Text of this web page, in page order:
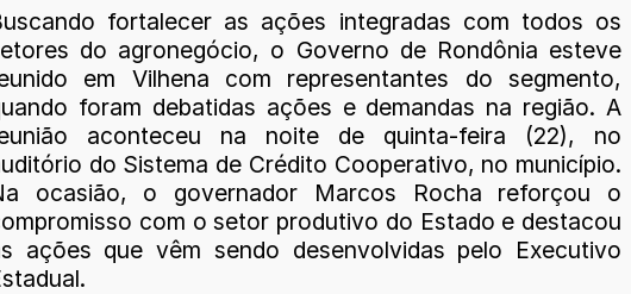
fortalecer as ações integradas com todos os
do agronegócio, o Governo de Rondônia esteve
em Vilhena com representantes do segmento,
foram debatidas ações e demandas na região. A
aconteceu na noite de quinta-feira (22), no
do Sistema de Crédito Cooperativo, no município.
ocasião, o governador Marcos Rocha reforçou o
com o setor produtivo do Estado e destacou
ações que vêm sendo desenvolvidas pelo Executivo